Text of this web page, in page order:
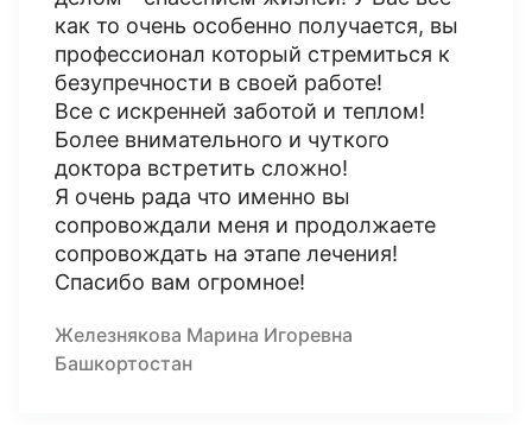
как то очень особенно получается, вы
профессионал который стремиться к
безупречности в своей работе!
Все с искренней заботой и теплом!
Более внимательного и чуткого
доктора встретить сложно!
Я очень рада что именно вы
сопровождали меня и продолжаете
сопровождать на этапе лечения!
Спасибо вам огромное!
Железнякова Марина Игоревна
Башкортостан